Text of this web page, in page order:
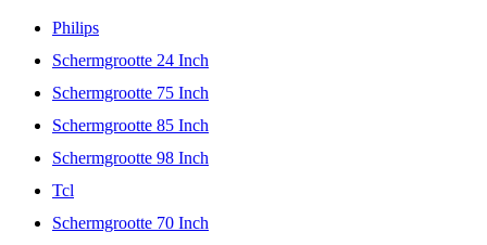
Philips
Schermgrootte 24 Inch
Schermgrootte 75 Inch
Schermgrootte 85 Inch
Schermgrootte 98 Inch
Tcl
Schermgrootte 70 Inch